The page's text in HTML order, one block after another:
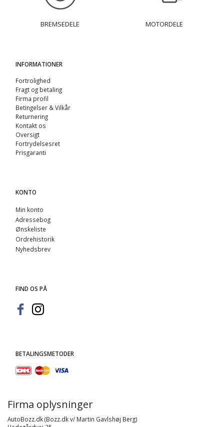
BREMSEDELE MOTORDELE
INFORMATIONER
Fortrolighed
Fragt og betaling
Firma profil
Betingelser & Vilkår
Returnering
Kontakt os
Oversigt
Fortrydelsesret
Prisgaranti
KONTO
Min konto
Adressebog
Ønskeliste
Ordrehistorik
Nyhedsbrev
FIND OS PÅ
BETALINGSMETODER
Firma oplysninger
AutoBozz.dk (Bozz.dk v/ Martin Gavlshøj Berg)